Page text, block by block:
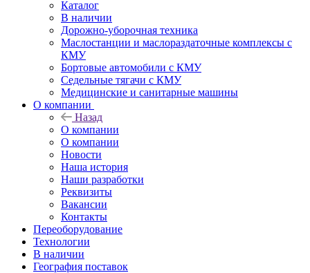
Каталог
В наличии
Дорожно-уборочная техника
Маслостанции и маслораздаточные комплексы с
КМУ
Бортовые автомобили с КМУ
Седельные тягачи с КМУ
Медицинские и санитарные машины
О компании
Назад
О компании
О компании
Новости
Наша история
Наши разработки
Реквизиты
Вакансии
Контакты
Переоборудование
Технологии
В наличии
География поставок